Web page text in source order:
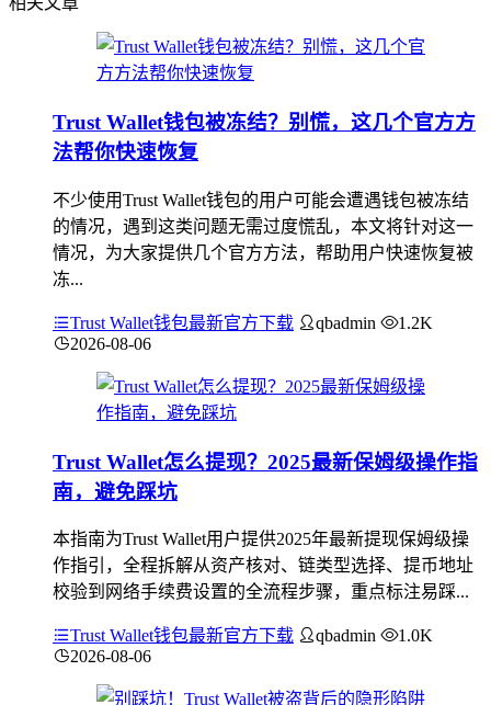
Trust Wallet钱包被冻结？别慌，这几个官方方
法帮你快速恢复
不少使用Trust Wallet钱包的用户可能会遭遇钱包被冻结
的情况，遇到这类问题无需过度慌乱，本文将针对这一
情况，为大家提供几个官方方法，帮助用户快速恢复被
冻...
Trust Wallet钱包最新官方下载 qbadmin
1.2K
2026-08-06
Trust Wallet怎么提现？2025最新保姆级操作指
南，避免踩坑
本指南为Trust Wallet用户提供2025年最新提现保姆级操
作指引，全程拆解从资产核对、链类型选择、提币地址
校验到网络手续费设置的全流程步骤，重点标注易踩...
Trust Wallet钱包最新官方下载 qbadmin
1.0K
2026-08-06